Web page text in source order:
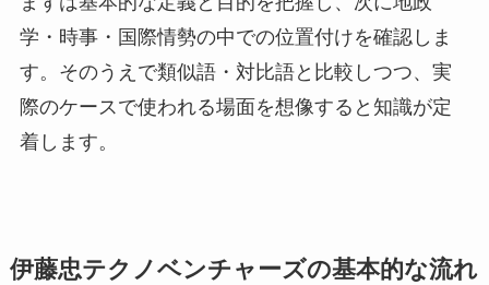
学・時事・国際情勢の中での位置付けを確認しま
す。そのうえで類似語・対比語と比較しつつ、実
際のケースで使われる場面を想像すると知識が定
着します。
伊藤忠テクノベンチャーズの基本的な流れ